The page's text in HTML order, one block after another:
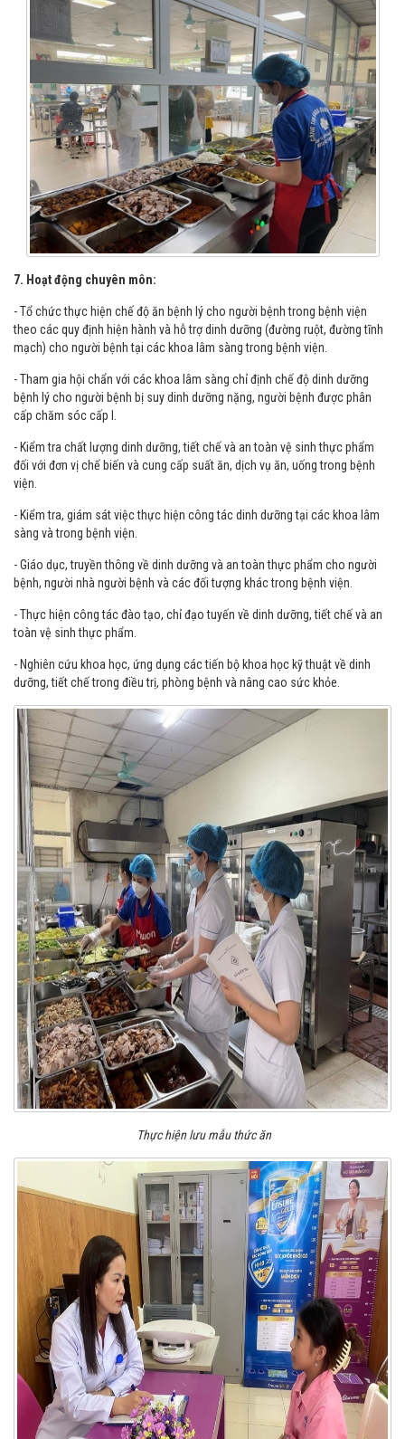
7. Hoạt động chuyên môn:
- Tổ chức thực hiện chế độ ăn bệnh lý cho người bệnh trong bệnh viện
theo các quy định hiện hành và hỗ trợ dinh dưỡng (đường ruột, đường tĩnh
mạch) cho người bệnh tại các khoa lâm sàng trong bệnh viện.
- Tham gia hội chẩn với các khoa lâm sàng chỉ định chế độ dinh dưỡng
bệnh lý cho người bệnh bị suy dinh dưỡng nặng, người bệnh được phân
cấp chăm sóc cấp I.
- Kiểm tra chất lượng dinh dưỡng, tiết chế và an toàn vệ sinh thực phẩm
đối với đơn vị chế biến và cung cấp suất ăn, dịch vụ ăn, uống trong bệnh
viện.
- Kiểm tra, giám sát việc thực hiện công tác dinh dưỡng tại các khoa lâm
sàng và trong bệnh viện.
- Giáo dục, truyền thông về dinh dưỡng và an toàn thực phẩm cho người
bệnh, người nhà người bệnh và các đối tượng khác trong bệnh viện.
- Thực hiện công tác đào tạo, chỉ đạo tuyến về dinh dưỡng, tiết chế và an
toàn vệ sinh thực phẩm.
- Nghiên cứu khoa học, ứng dụng các tiến bộ khoa học kỹ thuật về dinh
dưỡng, tiết chế trong điều trị, phòng bệnh và nâng cao sức khỏe.
Thực hiện lưu mẫu thức ăn